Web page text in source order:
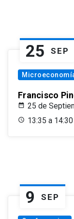
25 SEP
Francisco
25 de
13:35 a 14:30
9 SEP